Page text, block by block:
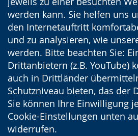
werden kann. Sie helfen uns
den Internetauftritt
und zu analysieren, wie
werden. Bitte beachten Sie:
Drittanbietern (z.B. YouTube)
auch in Drittländer
Schutzniveau bieten, das der
Sie können Ihre Einwilligung
Cookie-Einstellungen unten
widerrufen.